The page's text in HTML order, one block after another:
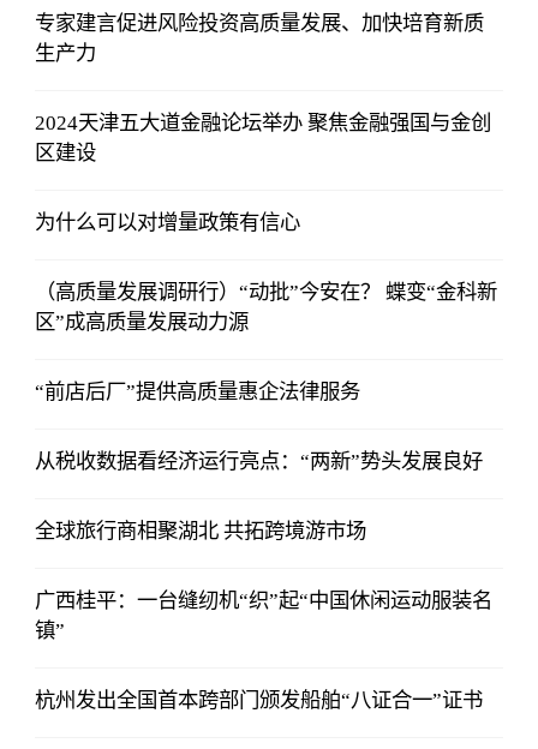
专家建言促进风险投资高质量发展、加快培育新质
生产力
2024天津五大道金融论坛举办 聚焦金融强国与金创
区建设
为什么可以对增量政策有信心
（高质量发展调研行）“动批”今安在？ 蝶变“金科新
区”成高质量发展动力源
“前店后厂”提供高质量惠企法律服务
从税收数据看经济运行亮点：“两新”势头发展良好
全球旅行商相聚湖北 共拓跨境游市场
广西桂平：一台缝纫机“织”起“中国休闲运动服装名
镇”
杭州发出全国首本跨部门颁发船舶“八证合一”证书